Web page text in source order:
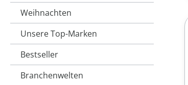
Weihnachten
Unsere Top-Marken
Bestseller
Branchenwelten